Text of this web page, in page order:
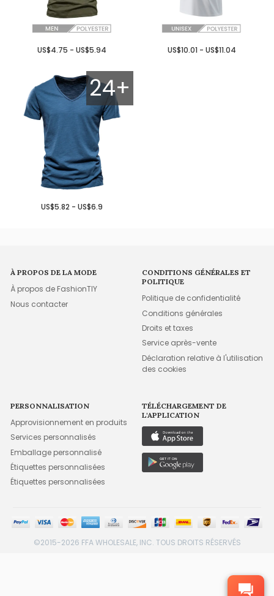
US$4.75 - US$5.94 US$10.01 - US$11.04
24+
US$5.82 - US$6.9
À PROPOS DE LA MODE
À propos de FashionTIY
Nous contacter
CONDITIONS GÉNÉRALES ET
POLITIQUE
Politique de confidentialité
Conditions générales
Droits et taxes
Service après-vente
Déclaration relative à l'utilisation
des cookies
PERSONNALISATION
Approvisionnement en produits
Services personnalisés
Emballage personnalisé
Étiquettes personnalisées
Étiquettes personnalisées
TÉLÉCHARGEMENT DE
L'APPLICATION
©2015-2026 FFA WHOLESALE, INC. TOUS DROITS RÉSERVÉS